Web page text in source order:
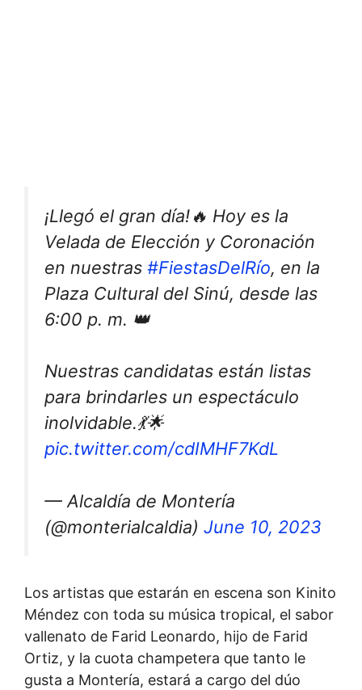
¡Llegó el gran día!🔥 Hoy es la
Velada de Elección y Coronación
en nuestras #FiestasDelRío, en la
Plaza Cultural del Sinú, desde las
6:00 p. m. 👑
Nuestras candidatas están listas
para brindarles un espectáculo
inolvidable.💃🌟
pic.twitter.com/cdIMHF7KdL
— Alcaldía de Montería
(@monterialcaldia) June 10, 2023
Los artistas que estarán en escena son Kinito
Méndez con toda su música tropical, el sabor
vallenato de Farid Leonardo, hijo de Farid
Ortiz, y la cuota champetera que tanto le
gusta a Montería, estará a cargo del dúo